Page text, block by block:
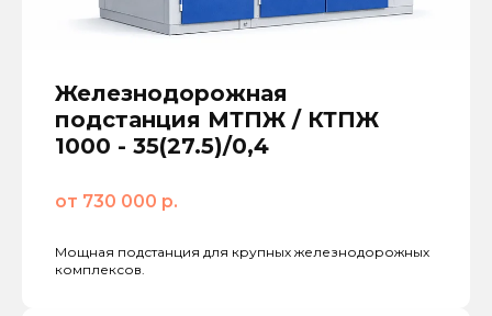
Железнодорожная
подстанция МТПЖ / КТПЖ
1000 - 35(27.5)/0,4
от 730 000 р.
Мощная подстанция для крупных железнодорожных
комплексов.